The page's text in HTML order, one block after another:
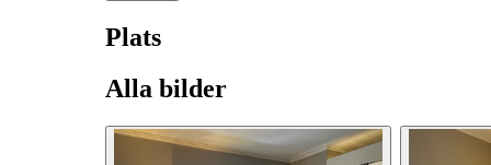
Plats
Alla bilder